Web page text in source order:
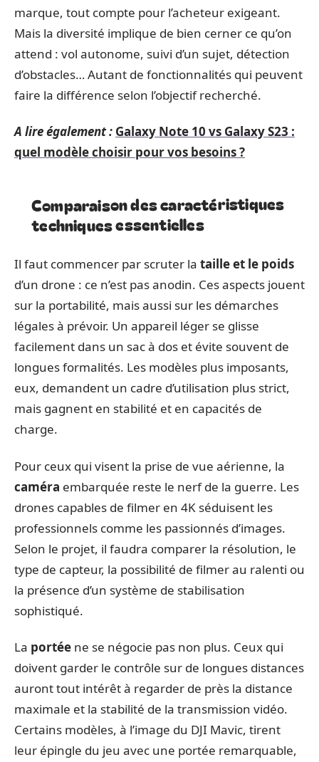
marque, tout compte pour l’acheteur exigeant.
Mais la diversité implique de bien cerner ce qu’on
attend : vol autonome, suivi d’un sujet, détection
d’obstacles… Autant de fonctionnalités qui peuvent
faire la différence selon l’objectif recherché.
A lire également : Galaxy Note 10 vs Galaxy S23 :
quel modèle choisir pour vos besoins ?
Comparaison des caractéristiques
techniques essentielles
Il faut commencer par scruter la taille et le poids
d’un drone : ce n’est pas anodin. Ces aspects jouent
sur la portabilité, mais aussi sur les démarches
légales à prévoir. Un appareil léger se glisse
facilement dans un sac à dos et évite souvent de
longues formalités. Les modèles plus imposants,
eux, demandent un cadre d’utilisation plus strict,
mais gagnent en stabilité et en capacités de
charge.
Pour ceux qui visent la prise de vue aérienne, la
caméra embarquée reste le nerf de la guerre. Les
drones capables de filmer en 4K séduisent les
professionnels comme les passionnés d’images.
Selon le projet, il faudra comparer la résolution, le
type de capteur, la possibilité de filmer au ralenti ou
la présence d’un système de stabilisation
sophistiqué.
La portée ne se négocie pas non plus. Ceux qui
doivent garder le contrôle sur de longues distances
auront tout intérêt à regarder de près la distance
maximale et la stabilité de la transmission vidéo.
Certains modèles, à l’image du DJI Mavic, tirent
leur épingle du jeu avec une portée remarquable,